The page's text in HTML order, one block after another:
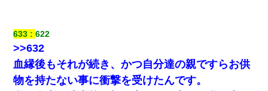
633 622
>>632
血縁後もそれが続き、かつ自分達の親ですらお供
物を持たない事に衝撃を受けたんです。